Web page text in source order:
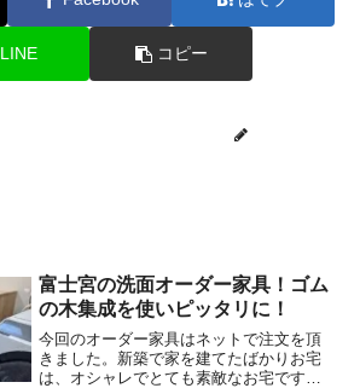
LINE コピー
富士宮の洗面オーダー家具！ゴム
の木集成を使いピッタリに！
今回のオーダー家具はネットで注文を頂
きました。新築で家を建てたばかりお宅
は、オシャレでとても素敵なお宅です。